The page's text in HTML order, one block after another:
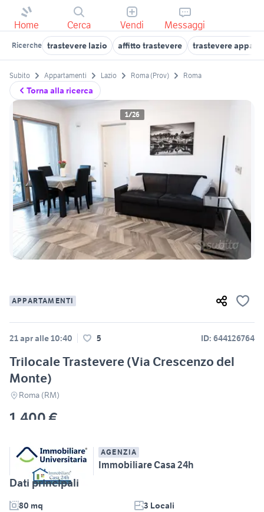
Home Cerca Vendi Messaggi
Ricerche trastevere lazio affitto trastevere trastevere
Torna alla ricerca
Subito Appartamenti Lazio Roma (Prov) Roma
1/26
APPARTAMENTI
21 apr alle 10:40 5 ID: 644126764
Trilocale Trastevere (Via Crescenzo del
Monte)
Roma (RM)
1.400 €
AGENZIA
Immobiliare Casa 24h
Dati principali
80 mq
3 Locali